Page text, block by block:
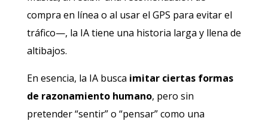
compra en línea o al usar el GPS para evitar el
tráfico—, la IA tiene una historia larga y llena de
altibajos.
En esencia, la IA busca imitar ciertas formas
de razonamiento humano, pero sin
pretender “sentir” o “pensar” como una